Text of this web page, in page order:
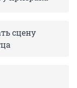
сцену